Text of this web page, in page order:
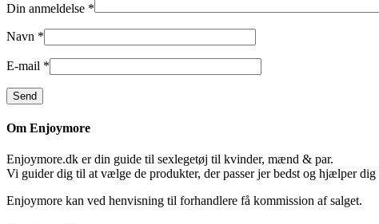
Din anmeldelse *
Navn *
E-mail *
Om Enjoymore
Enjoymore.dk er din guide til sexlegetøj til kvinder, mænd & par.
Vi guider dig til at vælge de produkter, der passer jer bedst og hjælper dig
Enjoymore kan ved henvisning til forhandlere få kommission af salget.